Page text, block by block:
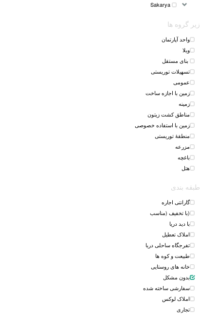
Sakarya
زیر گروه ها
واحد آپارتمان
ویلا
بنای مستقل
تسهیلات توریستی
عمومی
زمین با اجازه ساخت
زمینه
مناطق کشت زیتون
زمین با استفاده خصوصی
منطقهٔ توریستی
مزرعه
باغچه
هتل
طبقه بندی
گارانتی اجاره
(با تخفیف (مناسب
با دید دریا
املاک تعطیل
تفرجگاه ساحلی دریا
طبیعت و کوه ها
خانه های روستایی
بدون مشکل
سفارشی ساخته شده
املاک لوکس
تجاری